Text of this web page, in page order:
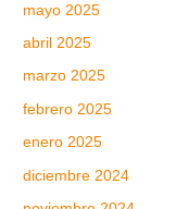
mayo 2025
abril 2025
marzo 2025
febrero 2025
enero 2025
diciembre 2024